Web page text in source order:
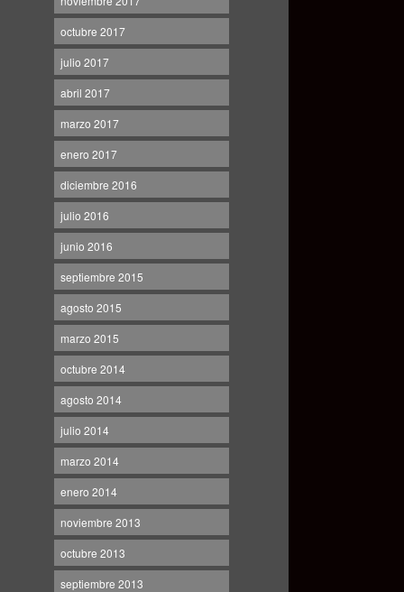
octubre 2017
julio 2017
abril 2017
marzo 2017
enero 2017
diciembre 2016
julio 2016
junio 2016
septiembre 2015
agosto 2015
marzo 2015
octubre 2014
agosto 2014
julio 2014
marzo 2014
enero 2014
noviembre 2013
octubre 2013
septiembre 2013